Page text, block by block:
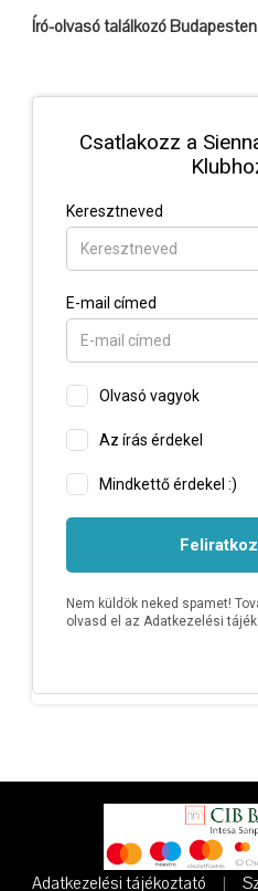
Író-olvasó találkozó Budapesten
Adatkezelési tájékoztató